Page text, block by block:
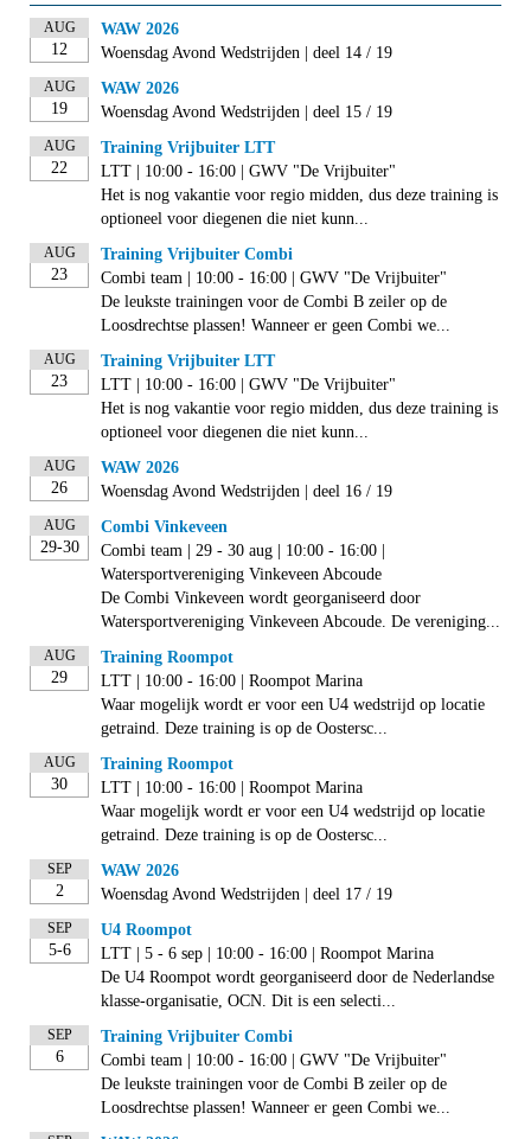
AUG
12
WAW 2026
Woensdag Avond Wedstrijden | deel 14 / 19
AUG
19
WAW 2026
Woensdag Avond Wedstrijden | deel 15 / 19
AUG
22
Training Vrijbuiter LTT
LTT | 10:00 - 16:00 | GWV "De Vrijbuiter"
Het is nog vakantie voor regio midden, dus deze training is
optioneel voor diegenen die niet kunn...
AUG
23
Training Vrijbuiter Combi
Combi team | 10:00 - 16:00 | GWV "De Vrijbuiter"
De leukste trainingen voor de Combi B zeiler op de
Loosdrechtse plassen! Wanneer er geen Combi we...
AUG
23
Training Vrijbuiter LTT
LTT | 10:00 - 16:00 | GWV "De Vrijbuiter"
Het is nog vakantie voor regio midden, dus deze training is
optioneel voor diegenen die niet kunn...
AUG
26
WAW 2026
Woensdag Avond Wedstrijden | deel 16 / 19
AUG
29-30
Combi Vinkeveen
Combi team | 29 - 30 aug | 10:00 - 16:00 |
Watersportvereniging Vinkeveen Abcoude
De Combi Vinkeveen wordt georganiseerd door
Watersportvereniging Vinkeveen Abcoude. De vereniging...
AUG
29
Training Roompot
LTT | 10:00 - 16:00 | Roompot Marina
Waar mogelijk wordt er voor een U4 wedstrijd op locatie
getraind. Deze training is op de Oostersc...
AUG
30
Training Roompot
LTT | 10:00 - 16:00 | Roompot Marina
Waar mogelijk wordt er voor een U4 wedstrijd op locatie
getraind. Deze training is op de Oostersc...
SEP
2
WAW 2026
Woensdag Avond Wedstrijden | deel 17 / 19
SEP
5-6
U4 Roompot
LTT | 5 - 6 sep | 10:00 - 16:00 | Roompot Marina
De U4 Roompot wordt georganiseerd door de Nederlandse
klasse-organisatie, OCN. Dit is een selecti...
SEP
6
Training Vrijbuiter Combi
Combi team | 10:00 - 16:00 | GWV "De Vrijbuiter"
De leukste trainingen voor de Combi B zeiler op de
Loosdrechtse plassen! Wanneer er geen Combi we...